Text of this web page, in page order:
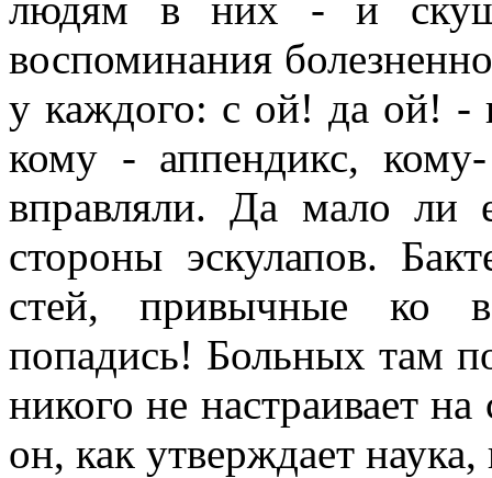
воспоминания
у каждого: с ой! да ой! -
кому - аппендикс,
вправляли. Да мало ли
стороны эскулапов.
стей, привычные ко
попадись! Больных там
никого не настраивает
он, как утверждает